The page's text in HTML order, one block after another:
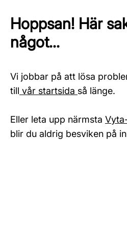
Hoppsan! Här
något...
Vi jobbar på att lösa
till vår startsida så länge.
Eller leta upp närmsta
blir du aldrig besviken på